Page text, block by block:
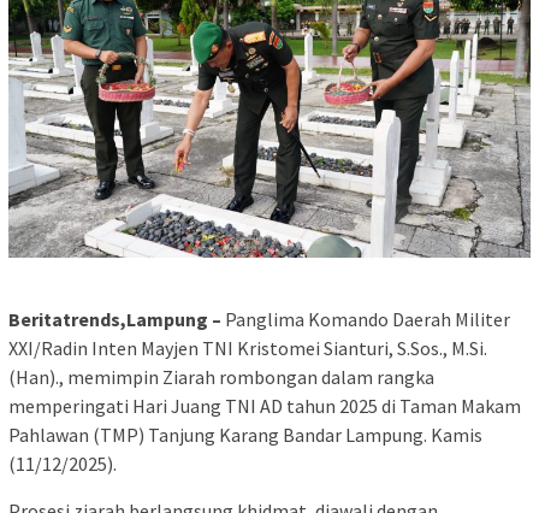
Beritatrends,Lampung – Panglima Komando Daerah Militer
XXI/Radin Inten Mayjen TNI Kristomei Sianturi, S.Sos., M.Si.
(Han)., memimpin Ziarah rombongan dalam rangka
memperingati Hari Juang TNI AD tahun 2025 di Taman Makam
Pahlawan (TMP) Tanjung Karang Bandar Lampung. Kamis
(11/12/2025).